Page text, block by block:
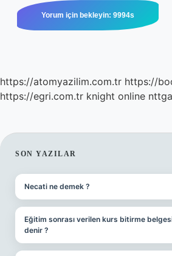
https://atomyazilim.com.tr https://
https://egri.com.tr knight online
SIDEBAR
SON YAZILAR
Necati ne demek ?
Eğitim sonrası verilen kurs bitirme
denir ?